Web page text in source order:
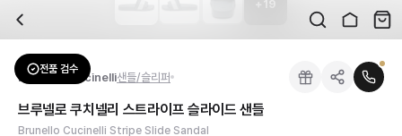
배송은 얼마나 걸리나요?
검수는 어떻게 진행되나요? 검수 사진을 받을 수 있나요?
전문 스태프가 실물 상품을 직접 확인한 후 검수 사진을 제공합니다. 가죽 재질,
교환이나 반품이 가능한가요?
수령 후 7일 이내 신청하시면 상품 하자, 사이즈 불일치, 고객 변심 모두 교환·반
브랜드:
성별:남성
색상:그레이
가격:180,000원
브루넬로 쿠치넬리(Brunello Cucinelli) 남성 스트라이프 슬라이드 샌들로 품격 있
19
전품 검수
Brunello Cucinelli샌들/슬리퍼
브루넬로 쿠치넬리 스트라이프 슬라이드 샌들
Brunello Cucinelli Stripe Slide Sandal